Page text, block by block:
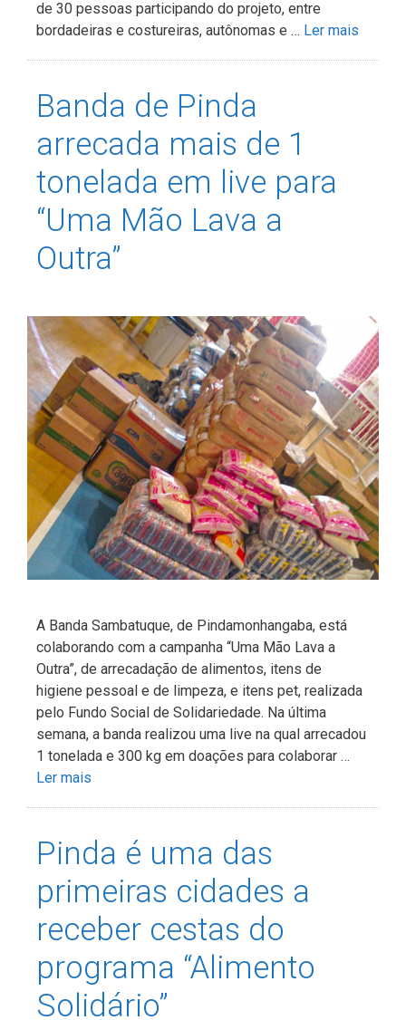
de 30 pessoas participando do projeto, entre
bordadeiras e costureiras, autônomas e … Ler mais
Banda de Pinda
arrecada mais de 1
tonelada em live para
“Uma Mão Lava a
Outra”
A Banda Sambatuque, de Pindamonhangaba, está
colaborando com a campanha “Uma Mão Lava a
Outra”, de arrecadação de alimentos, itens de
higiene pessoal e de limpeza, e itens pet, realizada
pelo Fundo Social de Solidariedade. Na última
semana, a banda realizou uma live na qual arrecadou
1 tonelada e 300 kg em doações para colaborar …
Ler mais
Pinda é uma das
primeiras cidades a
receber cestas do
programa “Alimento
Solidário”